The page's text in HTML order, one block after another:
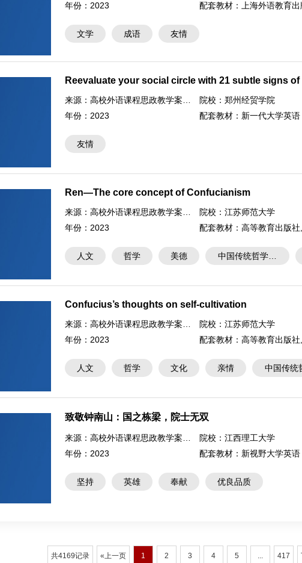
年份： 2023 配套教材： 上海外语教育出版社,全新版大学进阶英语综合教程（思
文学 成语 友情
Reevaluate your social circle with 21 subtle signs
来源： 高校外语课程思政教学案例大赛 院校： 郑州经贸学院
年份： 2023 配套教材： 新一代大学英语（基础篇）
友情
Ren—The core concept of Confucianism
来源： 高校外语课程思政教学案例大赛 院校： 江苏师范大学
年份： 2023 配套教材： 高等教育出版社,大学英语
人文 哲学 美德
中国传统哲学思
Confucius’s thoughts on self-cultivation
来源： 高校外语课程思政教学案例大赛 院校： 江苏师范大学
年份： 2023 配套教材： 高等教育出版社,大学英语
人文 哲学 文化 亲情
中国传统
致敬钟南山：国之栋梁，院士无双
来源： 高校外语课程思政教学案例大赛 院校： 江西理工大学
年份： 2023 配套教材： 新视野大学英语（第三版）
坚持 英雄 奉献 优良品质
共4169记录 «上一页 1 2 3 4 5 ... 417